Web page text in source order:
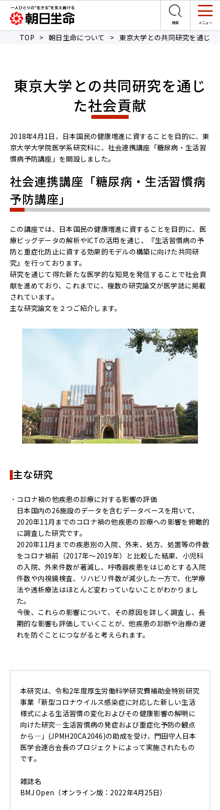
TOP > 朝日生命について > 東京大学との共同研究を通じた
東京大学との共同研究を通じ
た社会貢献
2018年4月1日、日本国民の健康増進に資することを目的に、東
京大学大学院医学系研究科に、社会連携講座「糖尿病・生活習
慣病予防講座」を開設しました。
社会連携講座「糖尿病・生活習慣病
予防講座」
この講座では、日本国民の健康増進に資することを目的に、医
療ビッグデータの解析やICTの活用を通じ、『生活習慣病の予
防と重症化防止に資する効果的モデルの構築に向けた共同研
究』を行っております。
研究を通じて得た新たな医学的な知見を発信することで社会貢
献を進めており、これまでに、複数の研究論文が医学誌に掲載
されています。
主な研究論文を２つご紹介します。
主な研究
コロナ禍の他疾患の診療に対する影響の評価
日本国内の26施設のデータを含むデータベースを用いて、
2020年11月までのコロナ禍の他疾患の診療への影響を俯瞰的
に調査した研究です。
2020年11月までの疾患別の入院、外来、処方、処置等の件数
をコロナ禍前（2017年～2019年）と比較した結果、小児科
の入院、外来件数が著減し、呼吸器疾患をはじめとする入院
件数や内視鏡検査、リハビリ件数が減少した一方で、化学療
法や透析療法はほとんど変わっていないことがわかりまし
た。
今後、これらの影響について、その原因を詳しく調査し、長
期的な影響も評価していくことが、他疾患の診断や治療の遅
れを防ぐことにつながると考えられます。
本研究は、令和2年度厚生労働科学研究費補助金特別研究
事業「新型コロナウイルス感染症に対応した新しい生活
様式による生活習慣の変化およびその健康影響の解明に
向けた研究—生活習慣病の発症および重症化予防の観点
から—」(JPMH20CA2046)の助成を受け、門田守人日本
医学会連合会長のプロジェクトによって実施されたもの
です。
雑誌名
BMJ Open（オンライン版：2022年4月25日）